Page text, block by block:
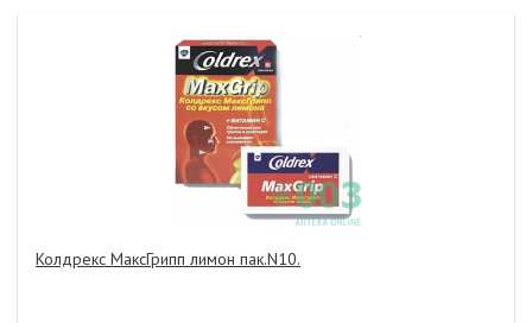
Колдрекс МаксГрипп лимон пак.N10.